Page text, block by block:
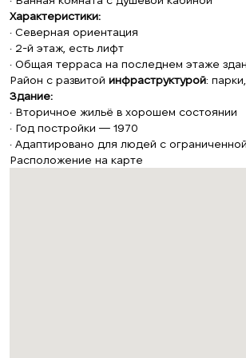
Характеристики:
• Северная ориентация
• 2-й этаж, есть лифт
• Общая терраса на последнем этаже
Район с развитой инфраструктурой:
Здание:
• Вторичное жильё в хорошем состоянии
• Год постройки — 1970
• Адаптировано для людей с
Расположение на карте